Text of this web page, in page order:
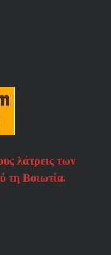
λάτρεις των
τη Βοιωτία.